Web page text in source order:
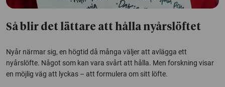
Så blir det lättare att hålla nyårslöftet
Nyår närmar sig, en högtid då många väljer att avlägga ett
nyårslöfte. Något som kan vara svårt att hålla. Men forskning visar
en möjlig väg att lyckas – att formulera om sitt löfte.